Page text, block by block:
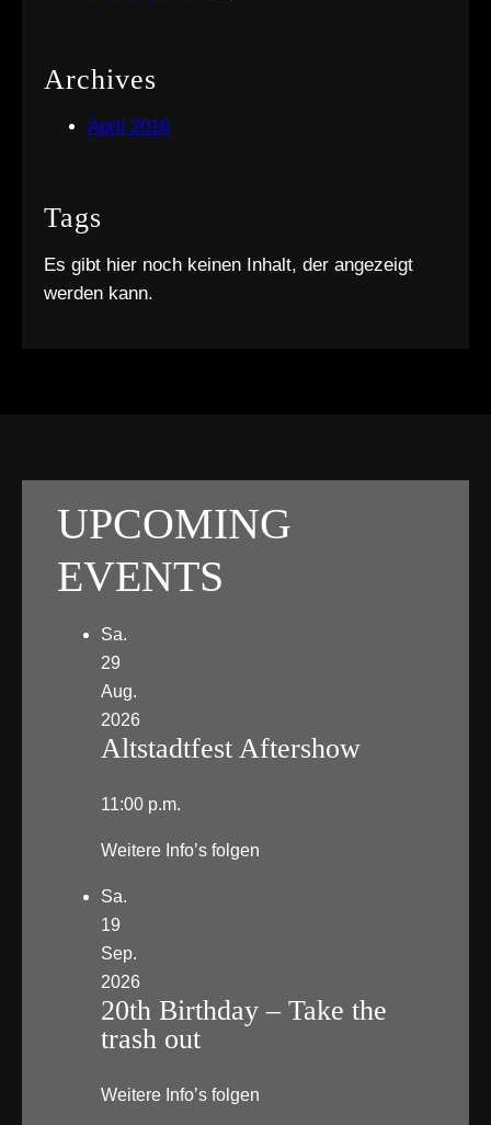
Archives
April 2016
Tags
Es gibt hier noch keinen Inhalt, der angezeigt
werden kann.
UPCOMING
EVENTS
Sa.
29
Aug.
2026
Altstadtfest Aftershow
11:00 p.m.
Weitere Info’s folgen
Sa.
19
Sep.
2026
20th Birthday – Take the
trash out
Weitere Info’s folgen